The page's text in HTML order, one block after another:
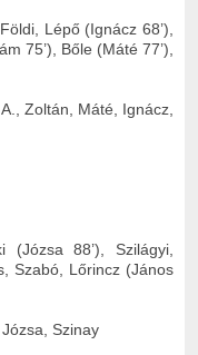
Lépő (Ignácz 68’),
75’), Bőle (Máté 77’),
Zoltán, Máté, Ignácz,
(Józsa 88’), Szilágyi,
Szabó, Lőrincz (János
Szinay